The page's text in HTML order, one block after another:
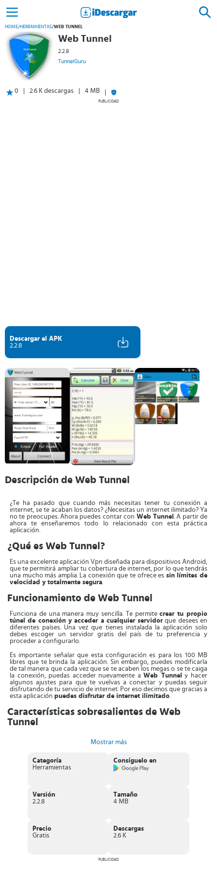
HOME/HERRAMIENTAS/WEB TUNNEL
Web Tunnel
2.2.8
TunnelGuru
0 2.6 K descargas 4 MB
PUBLICIDAD
Descargar el APK
2.2.8
Descripción de Web Tunnel
¿Te ha pasado que cuando más necesitas tener tu conexión a
internet, se te acaban los datos? ¿Necesitas un internet ilimitado? Ya
no te preocupes. Ahora puedes contar con Web Tunnel . A partir de
ahora te enseñaremos todo lo relacionado con esta práctica
aplicación.
¿Qué es Web Tunnel?
Es una excelente aplicación Vpn diseñada para dispositivos Android,
que te permitirá ampliar tu cobertura de internet, por lo que tendrás
una mucho más amplia. La conexión que te ofrece es sin límites de
velocidad y totalmente segura.
Funcionamiento de Web Tunnel
Funciona de una manera muy sencilla. Te permitecrear tu propio
túnel de conexión y acceder a cualquier servidor que desees en
diferentes países. Una vez que tienes instalada la aplicación solo
debes escoger un servidor gratis del país de tu preferencia y
proceder a configurarlo.
Es importante señalar que esta configuración es para los 100 MB
libres que te brinda la aplicación. Sin embargo, puedes modificarla
de tal manera que cada vez que se te acaben los megas o se te caiga
la conexión, puedas acceder nuevamente aWeb Tunnel
y hacer
algunos ajustes para que te vuelvas a conectar y puedas seguir
disfrutando de tu servicio de internet. Por eso decimos que gracias a
esta aplicación puedes disfrutar de internet ilimitado.
Características sobresalientes de Web
Tunnel
Existen varias características de esta aplicación tan efectiva,
podemos nombrar las siguientes:
No existen límites en la velocidad de tu conexión.
La puedes utilizar de forma libre, por lo que
Cuentas con una
gran lista de servidores
conectar. De hecho esta lista se extiende entre 15 a 20 países
red WiFi.
Esta aplicación cumple completamente con el objetivo para la
Mostrar más
Categoría
Herramientas
Consíguelo en
Versión
2.2.8
Tamaño
4 MB
Precio
Gratis
Descargas
2.6 K
PUBLICIDAD